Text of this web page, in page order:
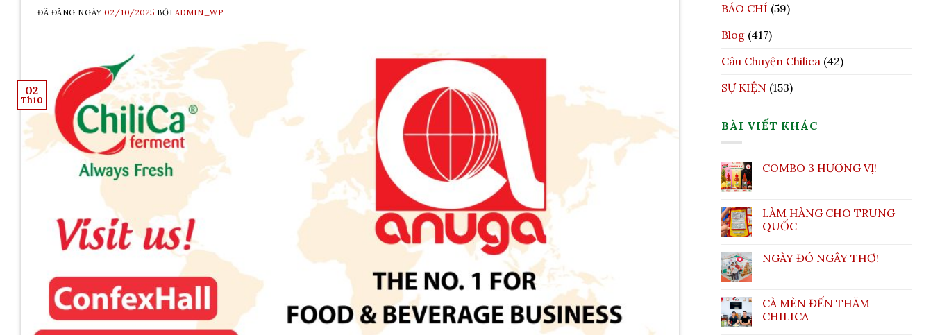
ĐÃ ĐĂNG NGÀY02/10/2025 BỞI ADMIN_WP
02
Th10
BÁO CHÍ (59)
Blog (417)
Câu Chuyện Chilica (42)
SỰ KIỆN (153)
BÀI VIẾT KHÁC
COMBO 3 HƯƠNG VỊ!
LÀM HÀNG CHO TRUNG
QUỐC
NGÀY ĐÓ NGÂY THƠ!
CÀ MÈN ĐẾN THĂM
CHILICA